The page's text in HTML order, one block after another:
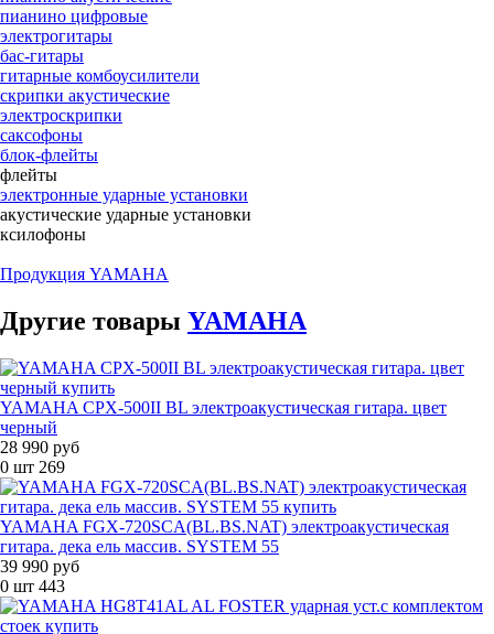
пианино цифровые
электрогитары
бас-гитары
гитарные комбоусилители
скрипки акустические
электроскрипки
саксофоны
блок-флейты
флейты
электронные ударные установки
акустические ударные установки
ксилофоны
Продукция YAMAHA
Другие товары YAMAHA
YAMAHA CPX-500II BL электроакустическая гитара. цвет
черный
28 990 руб
0 шт 269
YAMAHA FGX-720SCA(BL.BS.NAT) электроакустическая
гитара. дека ель массив. SYSTEM 55
39 990 руб
0 шт 443